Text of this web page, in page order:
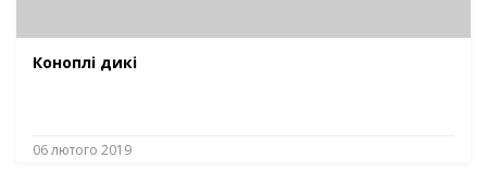
Коноплі дикі
06 лютого 2019